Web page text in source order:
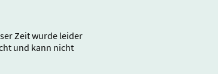
Zeit wurde leider
und kann nicht